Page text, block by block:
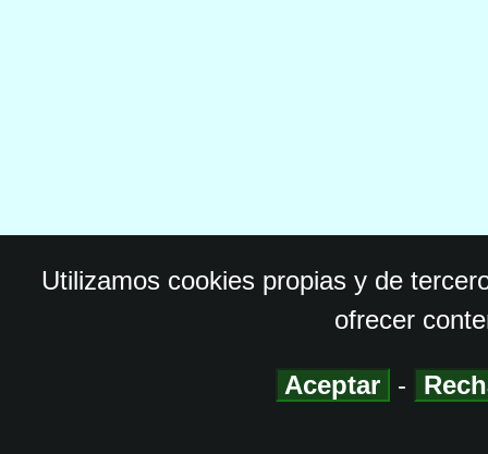
Utilizamos cookies propias y de
ofrecer
Aceptar -